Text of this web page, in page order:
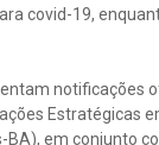
covid-19,
notificações
Estratégicas
BA), em conjunto